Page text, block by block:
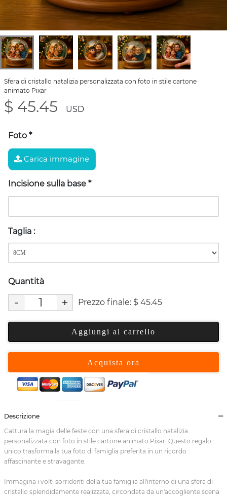
Sfera di cristallo natalizia personalizzata con foto in stile cartone
animato Pixar
$ 45.45 USD
Foto *
Carica immagine
Incisione sulla base *
Taglia :
Quantità
- + Prezzo finale: $ 45.45
Aggiungi al carrello
Acquista ora
Descrizione
Cattura la magia delle feste con una sfera di cristallo natalizia
personalizzata con foto in stile cartone animato Pixar. Questo regalo
unico trasforma la tua foto di famiglia preferita in un ricordo
affascinante e stravagante.
Immagina i volti sorridenti della tua famiglia all'interno di una sfera di
cristallo splendidamente realizzata, circondata da un'accogliente scena